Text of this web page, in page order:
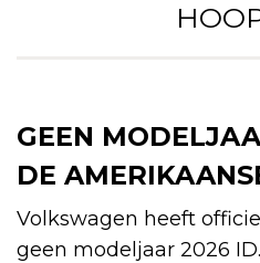
GEEN
DE
Volkswagen heeft
geen modeljaar 2026